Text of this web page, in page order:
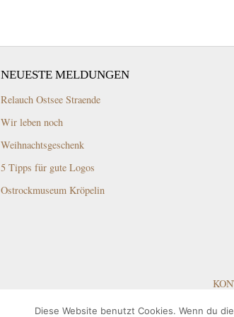
NEUESTE MELDUNGEN
Relauch Ostsee Straende
Wir leben noch
Weihnachtsgeschenk
5 Tipps für gute Logos
Ostrockmuseum Kröpelin
Diese Website benutzt Cookies. Wenn du